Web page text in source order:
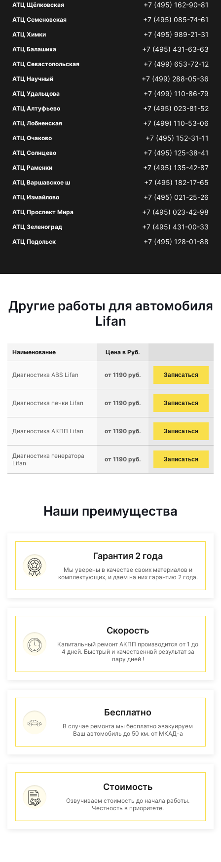
АТЦ Щёлковская +7 (495) 162-90-81
АТЦ Семеновская +7 (495) 085-74-61
АТЦ Химки +7 (495) 989-21-31
АТЦ Балашиха +7 (495) 431-63-63
АТЦ Севастопольская +7 (499) 653-72-12
АТЦ Научный +7 (499) 288-05-36
АТЦ Удальцова +7 (499) 110-86-79
АТЦ Алтуфьево +7 (495) 023-81-52
АТЦ Лобненская +7 (499) 110-53-06
АТЦ Очаково +7 (495) 152-31-11
АТЦ Солнцево +7 (495) 125-38-41
АТЦ Раменки +7 (495) 135-42-87
АТЦ Варшавское ш +7 (495) 182-17-65
АТЦ Измайлово +7 (495) 021-25-26
АТЦ Проспект Мира +7 (495) 023-42-98
АТЦ Зеленоград +7 (495) 431-00-33
АТЦ Подольск +7 (495) 128-01-88
Другие работы для автомобиля
Lifan
Наименование Цена в Руб.
Диагностика ABS Lifan от 1190 руб. Записаться
Диагностика печки Lifan от 1190 руб. Записаться
Диагностика АКПП Lifan от 1190 руб. Записаться
Диагностика генератора
Lifan
от 1190 руб. Записаться
Наши преимущества
Гарантия 2 года
Мы уверены в качестве своих материалов и
комплектующих, и даем на них гарантию 2 года.
Скорость
Капитальный ремонт АКПП производится от 1 до
4 дней. Быстрый и качественнвй результат за
пару дней !
Бесплатно
В случае ремонта мы бесплатно эвакуируем
Ваш автомобиль до 50 км. от МКАД-а
Стоимость
Озвучиваем стоимость до начала работы.
Честность в приоритете.